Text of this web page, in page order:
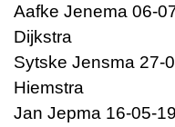
Aafke Jenema 06-
Dijkstra
Sytske Jensma 27-
Hiemstra
Jan Jepma 16-05-